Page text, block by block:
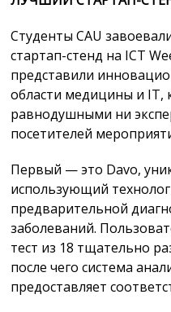
Студенты CAU
стартап-стенд на ICT
представили
области медицины и IT,
равнодушными ни
посетителей
Первый — это Davo,
использующий
предварительной
заболеваний.
тест из 18 тщательно
после чего система
предоставляет